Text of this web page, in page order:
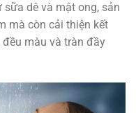
dê và mật ong, sản
mà còn cải thiện kết
màu và tràn đầy